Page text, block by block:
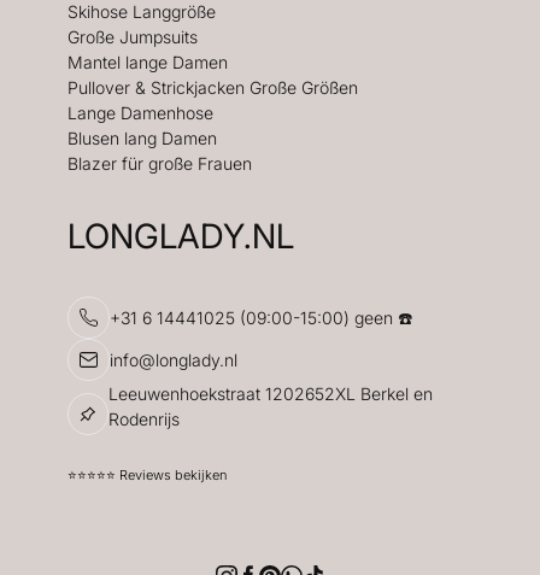
Skihose Langgröße
Große Jumpsuits
Mantel lange Damen
Pullover & Strickjacken Große Größen
Lange Damenhose
Blusen lang Damen
Blazer für große Frauen
LONGLADY.NL
+31 6 14441025 (09:00-15:00) geen ☎️
info@longlady.nl
Leeuwenhoekstraat 1202652XL Berkel en
Rodenrijs
⭐️⭐️⭐️⭐️⭐️ Reviews bekijken